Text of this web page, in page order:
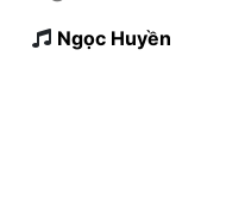
Ngọc Huyền